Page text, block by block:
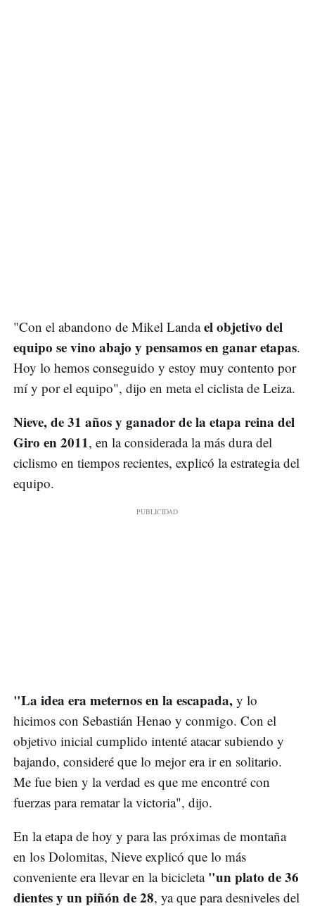
"Con el abandono de Mikel Landael objetivo del
equipo se vino abajo y pensamos en ganar etapas.
Hoy lo hemos conseguido y estoy muy contento por
mí y por el equipo", dijo en meta el ciclista de Leiza.
Nieve, de 31 años y ganador de la etapa reina del
Giro en 2011, en la considerada la más dura del
ciclismo en tiempos recientes, explicó la estrategia del
equipo.
"La idea era meternos en la escapada, y lo
hicimos con Sebastián Henao y conmigo. Con el
objetivo inicial cumplido intenté atacar subiendo y
bajando, consideré que lo mejor era ir en solitario.
Me fue bien y la verdad es que me encontré con
fuerzas para rematar la victoria", dijo.
En la etapa de hoy y para las próximas de montaña
en los Dolomitas, Nieve explicó que lo más
conveniente era llevar en la bicicleta "un plato de 36
dientes y un piñón de 28, ya que para desniveles del